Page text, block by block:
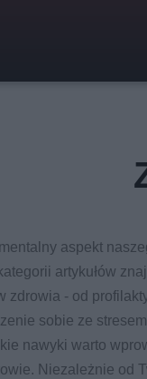
aspekt
artykułów
zdrowia - od
sobie ze
nawyki warto
Niezależnie od